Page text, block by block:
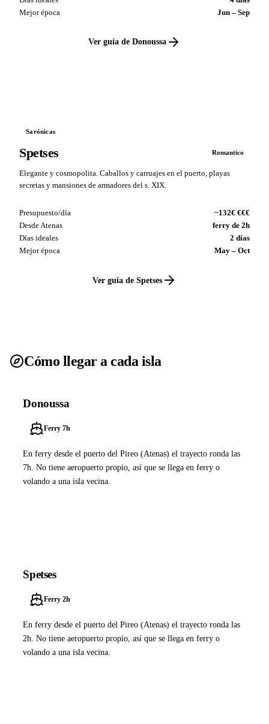
Mejor época
Jun – Sep
Ver guía de Donoussa
Sarónicas
Spetses Romantico
Elegante y cosmopolita. Caballos y carruajes en el puerto, playas
secretas y mansiones de armadores del s. XIX.
Presupuesto/día
~132€ €€€
Desde Atenas
ferry de 2h
Días ideales
2 días
Mejor época
May – Oct
Ver guía de Spetses
Cómo llegar a cada isla
Donoussa
Ferry 7h
En ferry desde el puerto del Pireo (Atenas) el trayecto ronda las
7h. No tiene aeropuerto propio, así que se llega en ferry o
volando a una isla vecina.
Spetses
Ferry 2h
En ferry desde el puerto del Pireo (Atenas) el trayecto ronda las
2h. No tiene aeropuerto propio, así que se llega en ferry o
volando a una isla vecina.